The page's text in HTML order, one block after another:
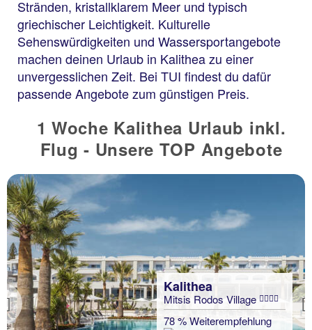
Stränden, kristallklarem Meer und typisch
griechischer Leichtigkeit. Kulturelle
Sehenswürdigkeiten und Wassersportangebote
machen deinen Urlaub in Kalithea zu einer
unvergesslichen Zeit. Bei TUI findest du dafür
passende Angebote zum günstigen Preis.
1 Woche Kalithea Urlaub inkl.
Flug - Unsere TOP Angebote
Previous
Kalithea
Mitsis Rodos Village
78 % Weiterempfehlung